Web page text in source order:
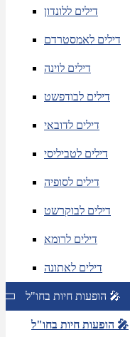
דילים ללונדון
דילים לאמסטרדם
דילים לוינה
דילים לבודפשט
דילים לדובאי
דילים לטביליסי
דילים לסופיה
דילים לבוקרשט
דילים לרומא
דילים לאתונה
הופעות חיות בחו"ל 🎤
הופעות חיות בחו"ל 🎤